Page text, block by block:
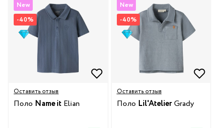
New
-40%
Оставить отзыв
Поло Name it Elian
New
-40%
Оставить отзыв
Поло Lil'AtelierGrady